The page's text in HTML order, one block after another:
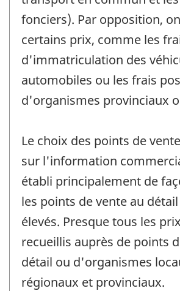
fonciers). Par opposition,
certains prix, comme les
d'immatriculation des
automobiles ou les frais
d'organismes provinciaux
Le choix des points de
sur l'information
établi principalement de
les points de vente au
élevés. Presque tous les
recueillis auprès de points
détail ou d'organismes
régionaux et provinciaux.